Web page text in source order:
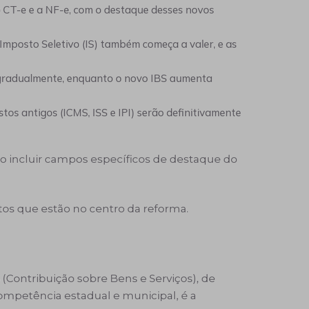
e e a NF-e, com o destaque desses novos
Seletivo (IS) também começa a valer, e as
enquanto o novo IBS aumenta
antigos (ICMS, ISS e IPI) serão definitivamente
incluir campos específicos de destaque do
que estão no centro da reforma.
sobre Bens e Serviços), de
estadual e municipal, é a